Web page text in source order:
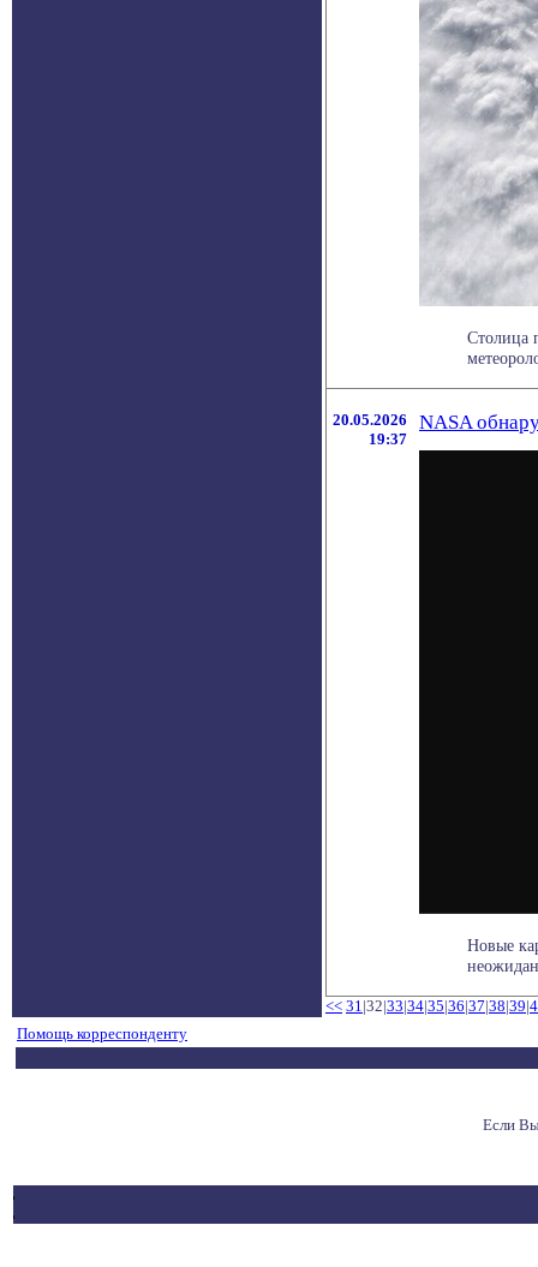
Столица
20.05.2026
19:37
NASA
Новые
<< 31|32|33|34|35|36|37|38|39|
Помощь корреспонденту
Если